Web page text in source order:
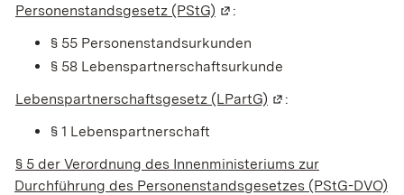
Personenstandsgesetz (PStG) (Wird in einem neuen
:
§ 55 Personenstandsurkunden
§ 58 Lebenspartnerschaftsurkunde
Lebenspartnerschaftsgesetz (LPartG) (Wird in einem
:
§ 1 Lebenspartnerschaft
§ 5 der Verordnung des Innenministeriums zur
Durchführung des Personenstandsgesetzes (PStG-DVO)